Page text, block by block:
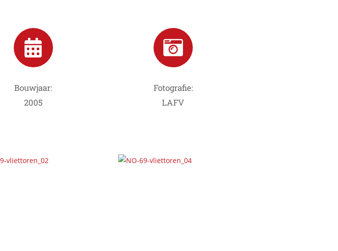
Bouwjaar:
2005
Fotografie:
LAFV